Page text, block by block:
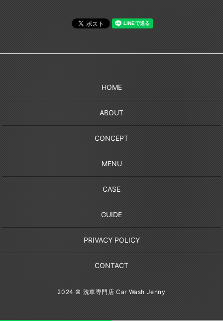
HOME
ABOUT
CONCEPT
MENU
CASE
GUIDE
PRIVACY POLICY
CONTACT
2024 © 洗車専門店 Car Wash Jenny